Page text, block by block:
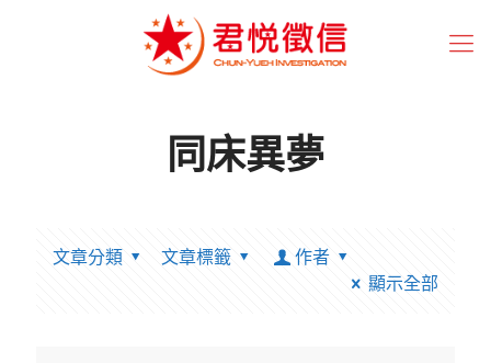
同床異夢
文章分類 文章標籤
作者
顯示全部